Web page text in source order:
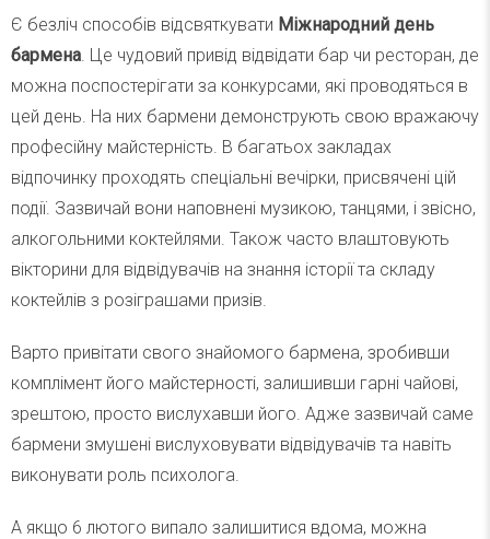
Є безліч способів відсвяткувати Міжнародний день
бармена . Це чудовий привід відвідати бар чи ресторан, де
можна поспостерігати за конкурсами, які проводяться в
цей день. На них бармени демонструють свою вражаючу
професійну майстерність. В багатьох закладах
відпочинку проходять спеціальні вечірки, присвячені цій
події. Зазвичай вони наповнені музикою, танцями, і звісно,
алкогольними коктейлями. Також часто влаштовують
вікторини для відвідувачів на знання історії та складу
коктейлів з розіграшами призів.
Варто привітати свого знайомого бармена, зробивши
комплімент його майстерності, залишивши гарні чайові,
зрештою, просто вислухавши його. Адже зазвичай саме
бармени змушені вислуховувати відвідувачів та навіть
виконувати роль психолога.
А якщо 6 лютого випало залишитися вдома, можна